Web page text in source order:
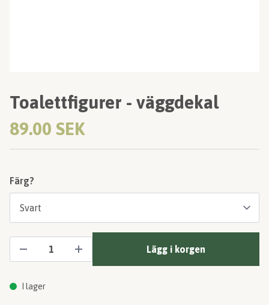
Toalettfigurer - väggdekal
89.00 SEK
Färg?
Lägg i korgen
I lager